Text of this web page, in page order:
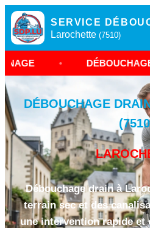
SERVICE
Larochette (7510)
DÉBOUCHAGE
DÉBOUCHAGE
Débouchage drain à
terrain sec et des
une intervention rapide et